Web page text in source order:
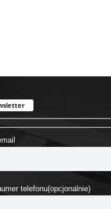
telefonu(opcjonalnie)